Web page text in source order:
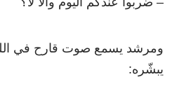
ومرشد يسمع صوت قارح في
يبشّره: